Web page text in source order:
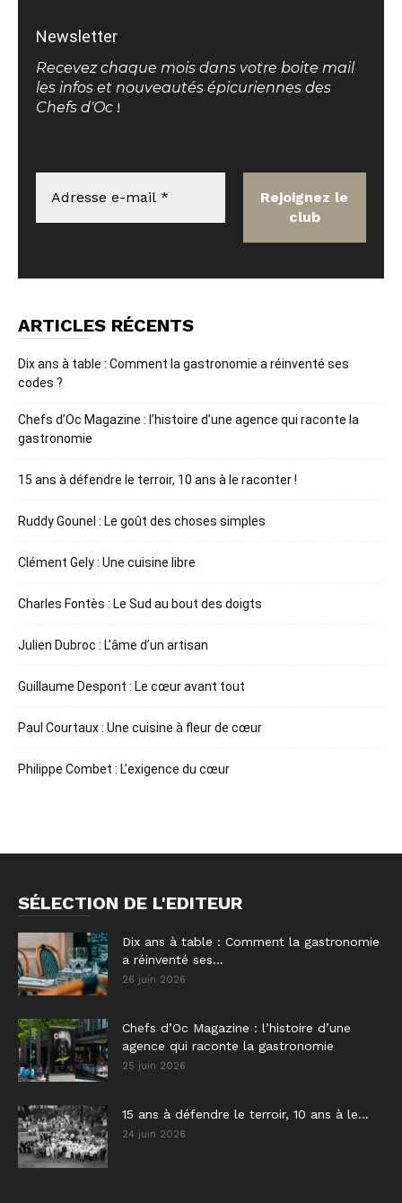
Newsletter
Recevez chaque mois dans votre boite mail
les infos et nouveautés épicuriennes des
Chefs d'Oc !
ARTICLES RÉCENTS
Dix ans à table : Comment la gastronomie a réinventé ses
codes ?
Chefs d’Oc Magazine : l’histoire d’une agence qui raconte la
gastronomie
15 ans à défendre le terroir, 10 ans à le raconter !
Ruddy Gounel : Le goût des choses simples
Clément Gely : Une cuisine libre
Charles Fontès : Le Sud au bout des doigts
Julien Dubroc : L’âme d’un artisan
Guillaume Despont : Le cœur avant tout
Paul Courtaux : Une cuisine à fleur de cœur
Philippe Combet : L’exigence du cœur
SÉLECTION DE L'EDITEUR
Dix ans à table : Comment la gastronomie
a réinventé ses...
26 juin 2026
Chefs d’Oc Magazine : l’histoire d’une
agence qui raconte la gastronomie
25 juin 2026
15 ans à défendre le terroir, 10 ans à le...
24 juin 2026